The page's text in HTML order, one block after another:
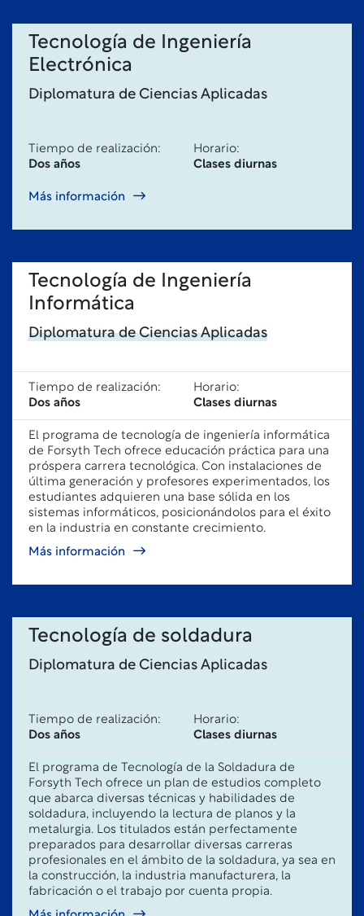
Tecnología de Ingeniería
Electrónica
Diplomatura de Ciencias Aplicadas
Tiempo de realización:
Dos años
Horario:
Clases diurnas
Más información
Tecnología de Ingeniería
Informática
Diplomatura de Ciencias Aplicadas
Tiempo de realización:
Dos años
Horario:
Clases diurnas
El programa de tecnología de ingeniería informática
de Forsyth Tech ofrece educación práctica para una
próspera carrera tecnológica. Con instalaciones de
última generación y profesores experimentados, los
estudiantes adquieren una base sólida en los
sistemas informáticos, posicionándolos para el éxito
en la industria en constante crecimiento.
Más información
Tecnología de soldadura
Diplomatura de Ciencias Aplicadas
Tiempo de realización:
Dos años
Horario:
Clases diurnas
El programa de Tecnología de la Soldadura de
Forsyth Tech ofrece un plan de estudios completo
que abarca diversas técnicas y habilidades de
soldadura, incluyendo la lectura de planos y la
metalurgia. Los titulados están perfectamente
preparados para desarrollar diversas carreras
profesionales en el ámbito de la soldadura, ya sea en
la construcción, la industria manufacturera, la
fabricación o el trabajo por cuenta propia.